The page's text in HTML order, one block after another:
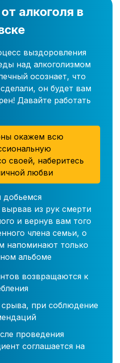
алкоголя в
выздоровления
над алкоголизмом
осознает, что
он будет вам
Давайте работать
окажем всю
своей, наберитесь
любви
из рук смерти
и вернув вам того
члена семьи, о
напоминают только
альбоме
возвращаются к
срыва, при соблюдение
проведения
соглашается на